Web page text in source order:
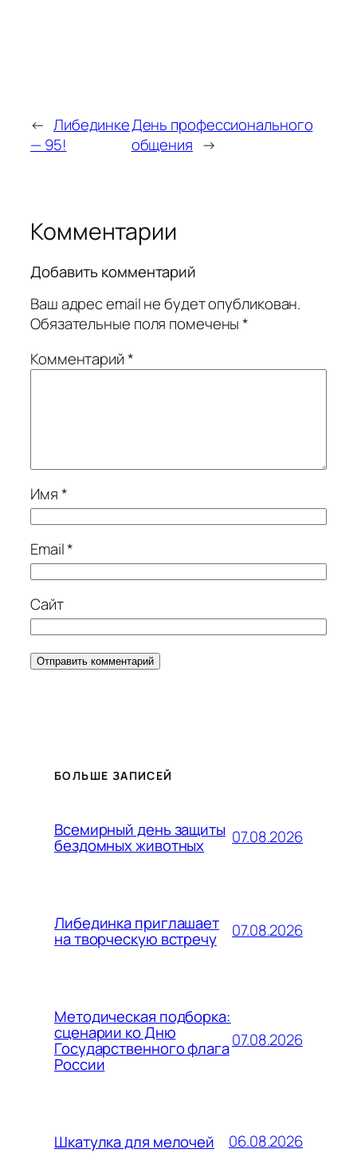
← Либединке
— 95!
День профессионального
общения →
Комментарии
Добавить комментарий
Ваш адрес email не будет опубликован.
Обязательные поля помечены*
Комментарий*
Имя*
Email*
Сайт
БОЛЬШЕ ЗАПИСЕЙ
Всемирный день защиты
бездомных животных 07.08.2026
Либединка приглашает
на творческую встречу 07.08.2026
Методическая подборка:
сценарии ко Дню
Государственного флага
России
07.08.2026
Шкатулка для мелочей 06.08.2026